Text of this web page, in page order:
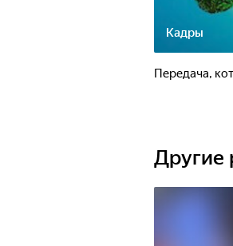
Кадры
Передача,
Другие